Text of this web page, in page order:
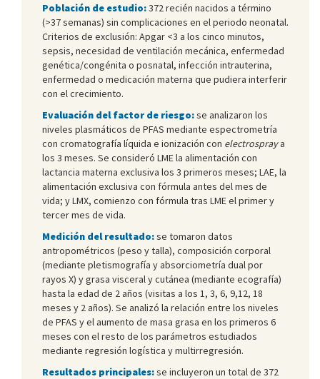
Población de estudio:372 recién nacidos a término
(>37 semanas) sin complicaciones en el periodo neonatal.
Criterios de exclusión: Apgar <3 a los cinco minutos,
sepsis, necesidad de ventilación mecánica, enfermedad
genética/congénita o posnatal, infección intrauterina,
enfermedad o medicación materna que pudiera interferir
con el crecimiento.
Evaluación del factor de riesgo:se analizaron los
niveles plasmáticos de PFAS mediante espectrometría
con cromatografía líquida e ionización con electrospraya
los 3 meses. Se consideró LME la alimentación con
lactancia materna exclusiva los 3 primeros meses; LAE, la
alimentación exclusiva con fórmula antes del mes de
vida; y LMX, comienzo con fórmula tras LME el primer y
tercer mes de vida.
Medición del resultado:se tomaron datos
antropométricos (peso y talla), composición corporal
(mediante pletismografía y absorciometría dual por
rayos X) y grasa visceral y cutánea (mediante ecografía)
hasta la edad de 2 años (visitas a los 1, 3, 6, 9,12, 18
meses y 2 años). Se analizó la relación entre los niveles
de PFAS y el aumento de masa grasa en los primeros 6
meses con el resto de los parámetros estudiados
mediante regresión logística y multirregresión.
Resultados principales:se incluyeron un total de 372